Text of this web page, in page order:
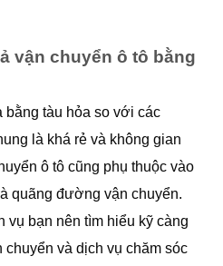
vận chuyển ô tô bằng
bằng tàu hỏa so với các
là khá rẻ và không gian
ô tô cũng phụ thuộc vào
quãng đường vận chuyển.
vụ bạn nên tìm hiểu kỹ càng
và dịch vụ chăm sóc